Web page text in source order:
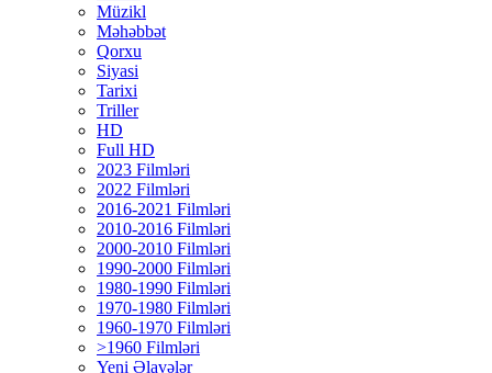
Müzikl
Məhəbbət
Qorxu
Siyasi
Tarixi
Triller
HD
Full HD
2023 Filmləri
2022 Filmləri
2016-2021 Filmləri
2010-2016 Filmləri
2000-2010 Filmləri
1990-2000 Filmləri
1980-1990 Filmləri
1970-1980 Filmləri
1960-1970 Filmləri
>1960 Filmləri
Yeni Əlavələr